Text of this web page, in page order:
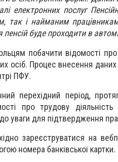
електронних послуг
так і найманим
пенсій буде проходити в
побачити відомості
осіб. Процес внесення
ПФУ.
перехідний період,
про трудову
уваги для підтвердження
зареєструватися на
номера банківської картки.